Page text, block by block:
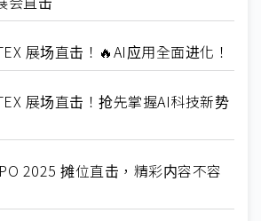
展场直击！🔥AI应用全面进化！
展场直击！抢先掌握AI科技新势
2025 摊位直击，精彩内容不容